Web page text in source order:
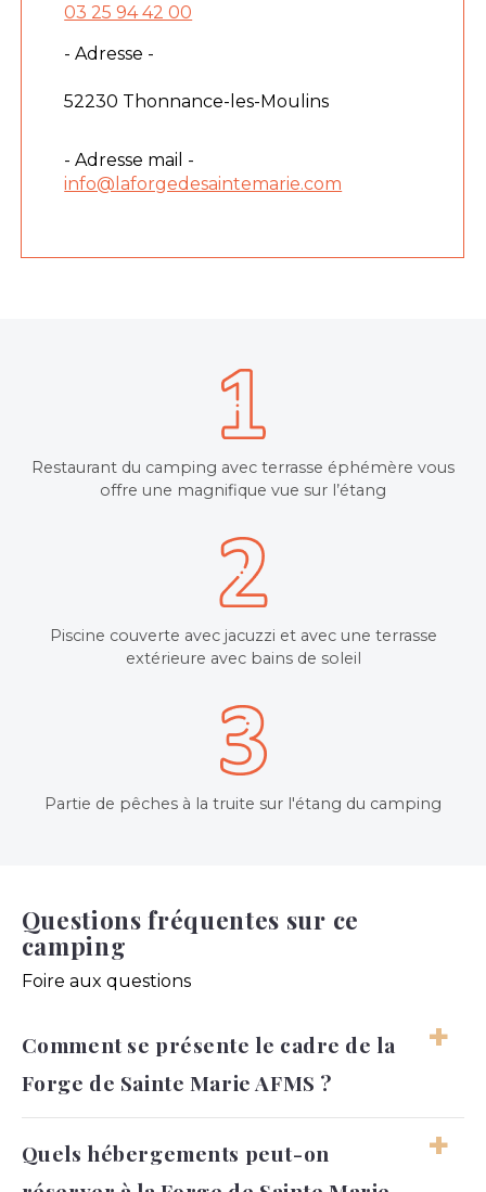
Restaurant du camping avec terrasse éphémère vous
offre une magnifique vue sur l’étang
Piscine couverte avec jacuzzi et avec une terrasse
extérieure avec bains de soleil
Partie de pêches à la truite sur l'étang du camping
03 25 94 42 00
- Adresse -
52230 Thonnance-les-Moulins
- Adresse mail -
info@laforgedesaintemarie.com
Questions fréquentes sur ce
camping
Foire aux questions
Comment se présente le cadre de la
Forge de Sainte Marie AFMS ?
Le cadre de la Forge de Sainte Marie AFMS se
distingue par une implantation à Thonnance-les-
Quels hébergements peut-on